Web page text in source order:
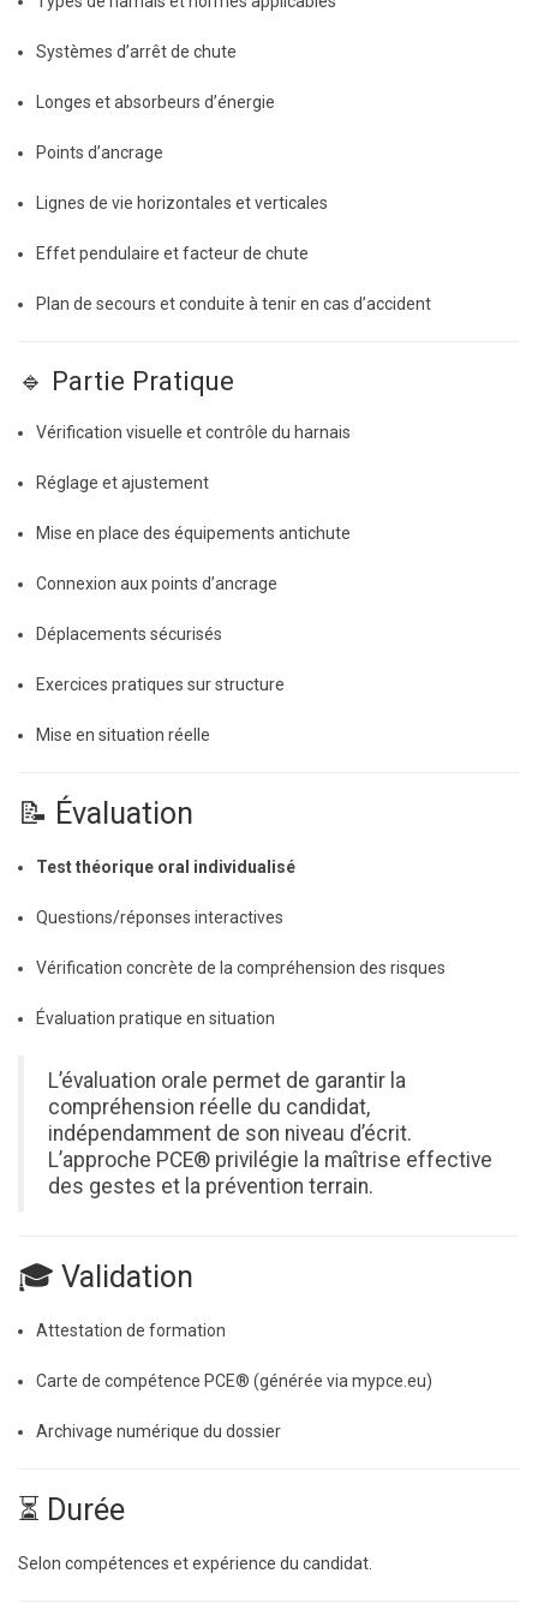
Systèmes d’arrêt de chute
Longes et absorbeurs d’énergie
Points d’ancrage
Lignes de vie horizontales et verticales
Effet pendulaire et facteur de chute
Plan de secours et conduite à tenir en cas d’accident
🔹 Partie Pratique
Vérification visuelle et contrôle du harnais
Réglage et ajustement
Mise en place des équipements antichute
Connexion aux points d’ancrage
Déplacements sécurisés
Exercices pratiques sur structure
Mise en situation réelle
📝 Évaluation
Test théorique oral individualisé
Questions/réponses interactives
Vérification concrète de la compréhension des risques
Évaluation pratique en situation
L’évaluation orale permet de garantir la
compréhension réelle du candidat,
indépendamment de son niveau d’écrit.
L’approche PCE® privilégie la maîtrise effective
des gestes et la prévention terrain.
🎓 Validation
Attestation de formation
Carte de compétence PCE® (générée via mypce.eu)
Archivage numérique du dossier
⏳ Durée
Selon compétences et expérience du candidat.